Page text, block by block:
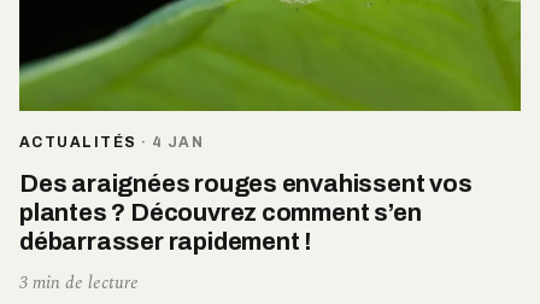
ACTUALITÉS · 4 JAN
Des araignées rouges envahissent vos
plantes ? Découvrez comment s’en
débarrasser rapidement !
3 min de lecture